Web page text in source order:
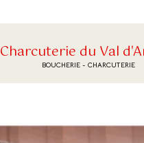
Charcuterie du Val
BOUCHERIE - CHARCUTERIE